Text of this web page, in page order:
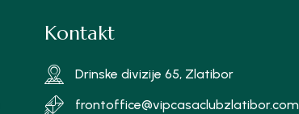
Kontakt
Drinske divizije 65, Zlatibor
frontoffice@vipcasaclubzlatibor.com